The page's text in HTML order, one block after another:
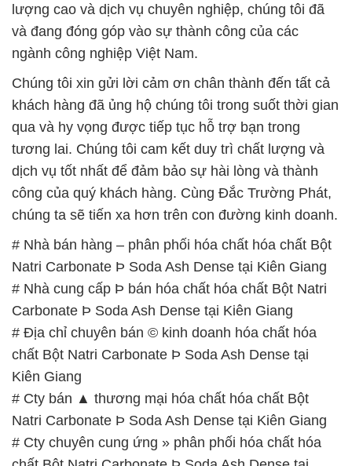
khách hàng đã ủng hộ chúng tôi trong suốt thời gian
qua và hy vọng được tiếp tục hỗ trợ bạn trong
tương lai. Chúng tôi cam kết duy trì chất lượng và
dịch vụ tốt nhất để đảm bảo sự hài lòng và thành
công của quý khách hàng. Cùng Đắc Trường Phát,
chúng ta sẽ tiến xa hơn trên con đường kinh doanh.
# Nhà bán hàng – phân phối hóa chất hóa chất Bột
Natri Carbonate Þ Soda Ash Dense tại Kiên Giang
# Nhà cung cấp Þ bán hóa chất hóa chất Bột Natri
Carbonate Þ Soda Ash Dense tại Kiên Giang
# Địa chỉ chuyên bán © kinh doanh hóa chất hóa
chất Bột Natri Carbonate Þ Soda Ash Dense tại
Kiên Giang
# Cty bán ▲ thương mại hóa chất hóa chất Bột
Natri Carbonate Þ Soda Ash Dense tại Kiên Giang
# Cty chuyên cung ứng » phân phối hóa chất hóa
chất Bột Natri Carbonate Þ Soda Ash Dense tại
Kiên Giang
# Nơi cung cấp µ bán hóa chất hóa chất Bột Natri
Carbonate Þ Soda Ash Dense tại Kiên Giang
# Nhà cung cấp ≡ kinh doanh hóa chất hóa chất Bột